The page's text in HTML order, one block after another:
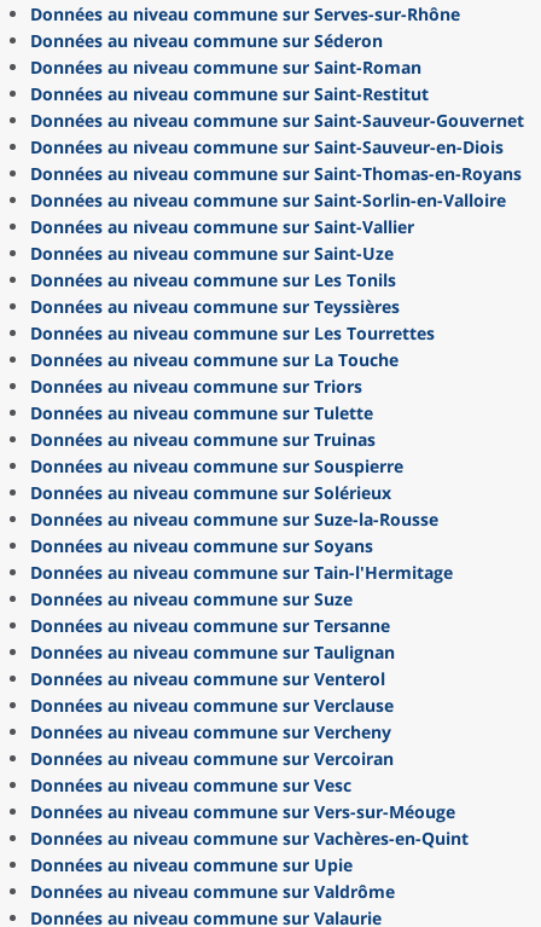
Données au niveau commune sur Serves-sur-Rhône
Données au niveau commune sur Séderon
Données au niveau commune sur Saint-Roman
Données au niveau commune sur Saint-Restitut
Données au niveau commune sur Saint-Sauveur-Gouvernet
Données au niveau commune sur Saint-Sauveur-en-Diois
Données au niveau commune sur Saint-Thomas-en-Royans
Données au niveau commune sur Saint-Sorlin-en-Valloire
Données au niveau commune sur Saint-Vallier
Données au niveau commune sur Saint-Uze
Données au niveau commune sur Les Tonils
Données au niveau commune sur Teyssières
Données au niveau commune sur Les Tourrettes
Données au niveau commune sur La Touche
Données au niveau commune sur Triors
Données au niveau commune sur Tulette
Données au niveau commune sur Truinas
Données au niveau commune sur Souspierre
Données au niveau commune sur Solérieux
Données au niveau commune sur Suze-la-Rousse
Données au niveau commune sur Soyans
Données au niveau commune sur Tain-l'Hermitage
Données au niveau commune sur Suze
Données au niveau commune sur Tersanne
Données au niveau commune sur Taulignan
Données au niveau commune sur Venterol
Données au niveau commune sur Verclause
Données au niveau commune sur Vercheny
Données au niveau commune sur Vercoiran
Données au niveau commune sur Vesc
Données au niveau commune sur Vers-sur-Méouge
Données au niveau commune sur Vachères-en-Quint
Données au niveau commune sur Upie
Données au niveau commune sur Valdrôme
Données au niveau commune sur Valaurie